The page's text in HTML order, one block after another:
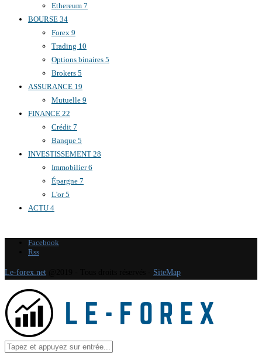
Ethereum 7
BOURSE 34
Forex 9
Trading 10
Options binaires 5
Brokers 5
ASSURANCE 19
Mutuelle 9
FINANCE 22
Crédit 7
Banque 5
INVESTISSEMENT 28
Immobilier6
Épargne 7
L'or5
ACTU 4
Facebook
Rss
Le-forex.net SiteMap